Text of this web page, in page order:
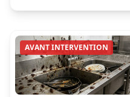
AVANT INTERVENTION